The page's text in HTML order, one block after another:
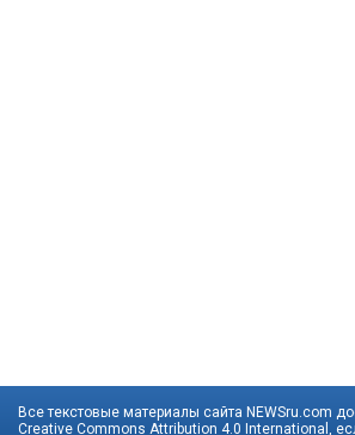
Все текстовые материалы сайта NEWSru.com
Creative Commons Attribution 4.0 International ,